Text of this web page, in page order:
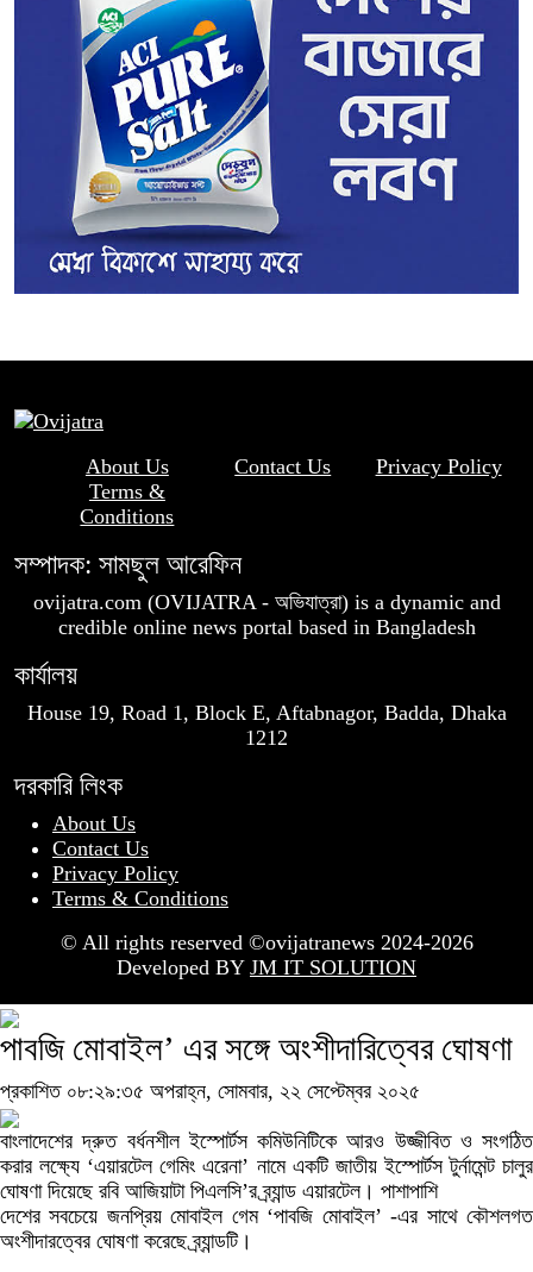
About Us Contact Us
Privacy Policy
Terms &
Conditions
সম্পাদক: সামছুল আরেফিন
ovijatra.com (OVIJATRA - অভিযাত্রা) is a dynamic and
credible online news portal based in Bangladesh
কার্যালয়
House 19, Road 1, Block E, Aftabnagor, Badda, Dhaka
1212
দরকারি লিংক
About Us
Contact Us
Privacy Policy
Terms & Conditions
© All rights reserved ©ovijatranews 2024-2026
Developed BY JM IT SOLUTION
পাবজি মোবাইল’ এর সঙ্গে অংশীদারিত্বের ঘোষণা
প্রকাশিত ০৮:২৯:৩৫ অপরাহ্ন, সোমবার, ২২ সেপ্টেম্বর ২০২৫
বাংলাদেশের দ্রুত বর্ধনশীল ইস্পোর্টস কমিউনিটিকে আরও উজ্জীবিত ও সংগঠিত
করার লক্ষ্যে ‘এয়ারটেল গেমিং এরেনা’ নামে একটি জাতীয় ইস্পোর্টস টুর্নামেন্ট চালুর
ঘোষণা দিয়েছে রবি আজিয়াটা পিএলসি’র ব্র্যান্ড এয়ারটেল। পাশাপাশি
দেশের সবচেয়ে জনপ্রিয় মোবাইল গেম ‘পাবজি মোবাইল’ -এর সাথে কৌশলগত
অংশীদারত্বের ঘোষণা করেছে ব্র্যান্ডটি।